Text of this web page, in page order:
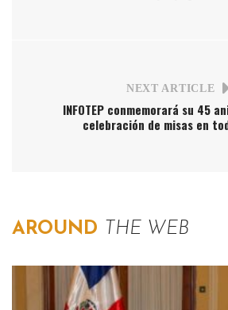
NEXT ARTICLE
INFOTEP conmemorará su 45
celebración de misas en
AROUND THE WEB